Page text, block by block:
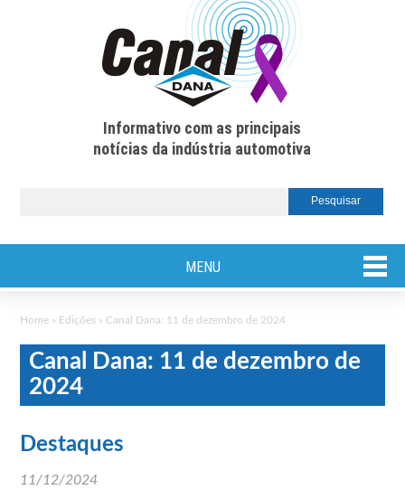
Informativo com as principais
notícias da indústria automotiva
MENU
Home » Edições » Canal Dana: 11 de dezembro de 2024
Canal Dana: 11 de dezembro de
2024
Destaques
11/12/2024